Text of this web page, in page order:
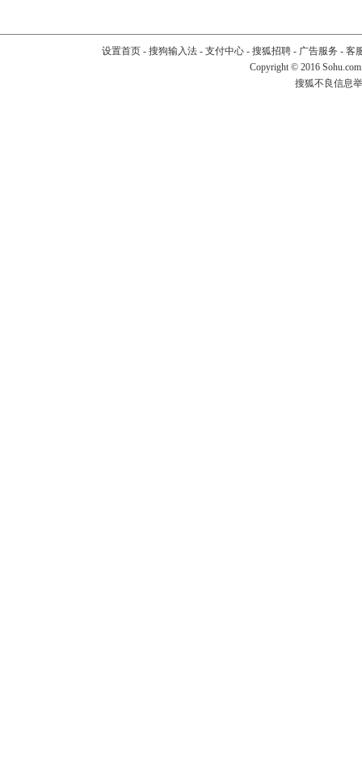
设置首页- 搜狗输入法- 支付中心- 搜狐招聘- 广告服务 - 客
Copyright © 2016
搜狐不良信息